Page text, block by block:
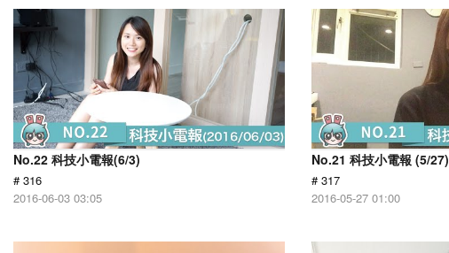
No.22 科技小電報(6/3)
# 316
2016-06-03 03:05
No.21 科技小電報 (5/27)
# 317
2016-05-27 01:00